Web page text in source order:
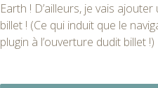
Earth ! D’ailleurs, je vais
billet ! (Ce qui induit que le
plugin à l’ouverture dudit billet !)